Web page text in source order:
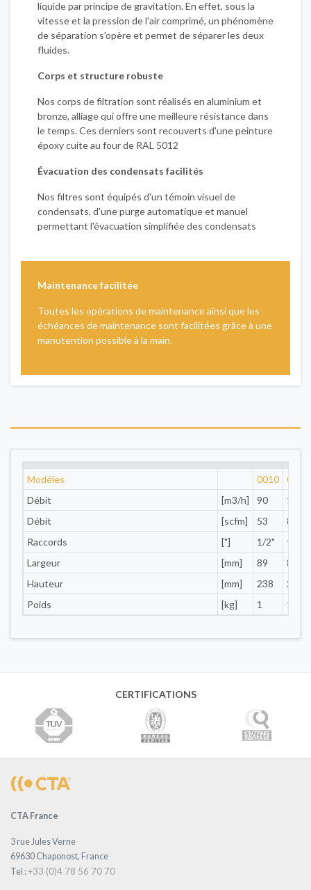
liquide par principe de gravitation. En effet, sous la
vitesse et la pression de l'air comprimé, un phénomène
de séparation s'opère et permet de séparer les deux
fluides.
Corps et structure robuste
Nos corps de filtration sont réalisés en aluminium et
bronze, alliage qui offre une meilleure résistance dans
le temps. Ces derniers sont recouverts d'une peinture
époxy cuite au four de RAL 5012
Évacuation des condensats facilités
Nos filtres sont équipés d'un témoin visuel de
condensats, d'une purge automatique et manuel
permettant l'évacuation simplifiée des condensats
Maintenance facilitée
Toutes les opérations de maintenance ainsi que les
échéances de maintenance sont facilitées grâce à une
manutention possible à la main.
Modéles 0010
0015
Débit
[m3/h] 90
144
Débit
[scfm] 53
85
Raccords
["] 1/2"
1/2"
Largeur
[mm] 89
89
Hauteur
[mm] 238
238
Poids
[kg] 1 1
CERTIFICATIONS
CTA France
3 rue Jules Verne
69630 Chaponost, France
Tel :+33 (0)4 78 56 70 70